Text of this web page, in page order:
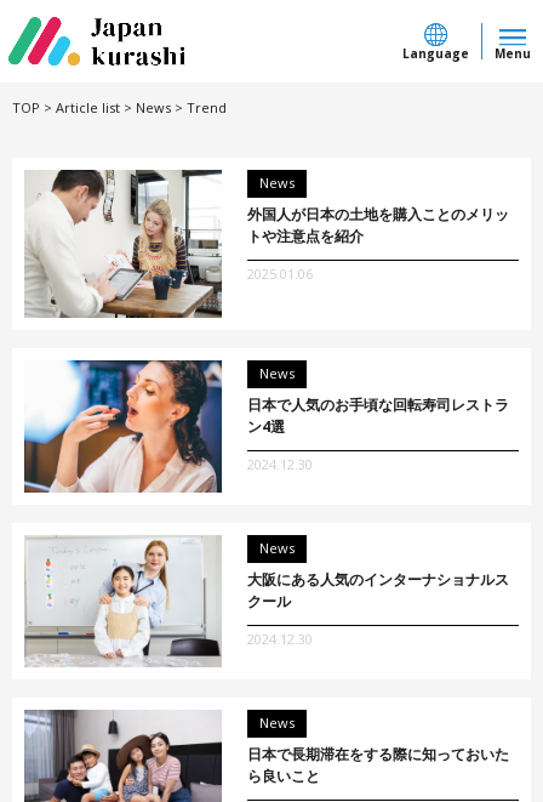
Language Menu
TOP > Article list > News > Trend
News
外国人が日本の土地を購入ことのメリッ
トや注意点を紹介
2025.01.06
News
日本で人気のお手頃な回転寿司レストラ
ン4選
2024.12.30
News
大阪にある人気のインターナショナルス
クール
2024.12.30
News
日本で長期滞在をする際に知っておいた
ら良いこと